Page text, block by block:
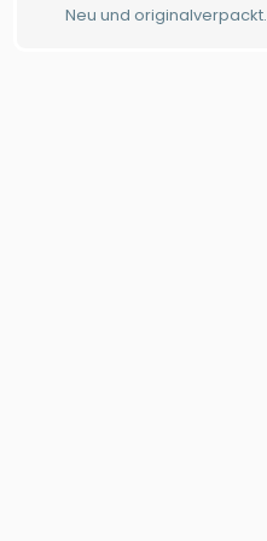
Neu und originalverpackt.